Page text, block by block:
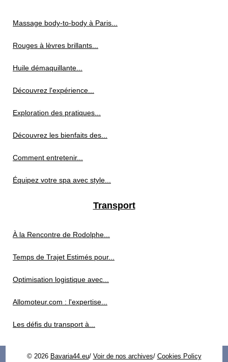
Massage body-to-body à Paris...
Rouges à lèvres brillants...
Huile démaquillante...
Découvrez l'expérience...
Exploration des pratiques...
Découvrez les bienfaits des...
Comment entretenir...
Équipez votre spa avec style...
Transport
À la Rencontre de Rodolphe...
Temps de Trajet Estimés pour...
Optimisation logistique avec...
Allomoteur.com : l'expertise...
Les défis du transport à...
© 2026 Bavaria44.eu/ Voir de nos archives/ Cookies Policy